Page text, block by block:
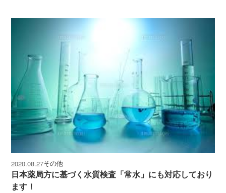
2020.08.27その他
日本薬局方に基づく水質検査「常水」にも対応しており
ます！